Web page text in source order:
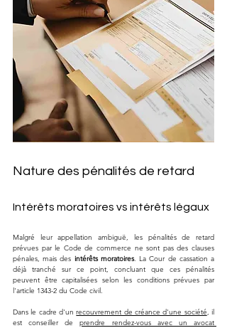
Nature des pénalités de retard
Intérêts moratoires vs intérêts légaux
Malgré leur appellation ambiguë, les pénalités de retard
prévues par le Code de commerce ne sont pas des clauses
pénales, mais des intérêts moratoires. La Cour de cassation a
déjà tranché sur ce point, concluant que ces pénalités
peuvent être capitalisées selon les conditions prévues par
l'article 1343-2 du Code civil.
Dans le cadre d'un recouvrement de créance d'une société, il
est conseiller de prendre rendez-vous avec un avocat